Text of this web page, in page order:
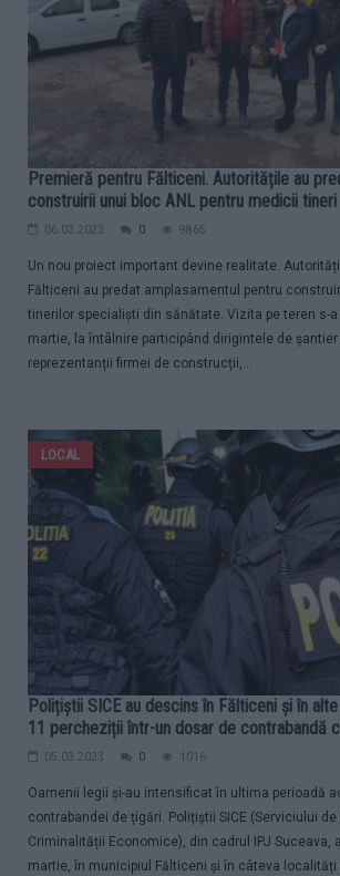
Premieră pentru Fălticeni. Autoritățile au
construirii unui bloc ANL pentru medicii tineri
06.03.2023 0 9865
Un nou proiect important devine realitate.
Fălticeni au predat amplasamentul pentru
tinerilor specialiști din sănătate. Vizita pe teren s-
martie, la întâlnire participând dirigintele de șantier
reprezentanții firmei de construcții,...
LOCAL
Polițiștii SICE au descins în Fălticeni și în
11 percheziții într-un dosar de contrabandă
05.03.2023 0 1016
Oamenii legii și-au intensificat în ultima perioadă
contrabandei de țigări. Polițiștii SICE (Serviciului
Criminalității Economice), din cadrul IPJ Suceava,
martie, în municipiul Fălticeni și în câteva